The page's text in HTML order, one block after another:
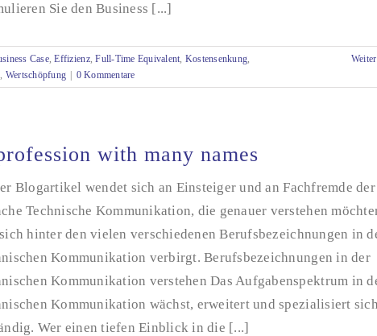
Sie den Business [...]
Case,Effizienz,Full-Time Equivalent, Kostensenkung,
, Wertschöpfung 0 Kommentare
with many names
Blogartikel wendet sich an Einsteiger und an Fachfremde der
Technische Kommunikation, die genauer verstehen
hinter den vielen verschiedenen Berufsbezeichnungen in
Kommunikation verbirgt. Berufsbezeichnungen in der
Kommunikation verstehen Das Aufgabenspektrum in
Kommunikation wächst, erweitert und spezialisiert sich
Wer einen tiefen Einblick in die [...]